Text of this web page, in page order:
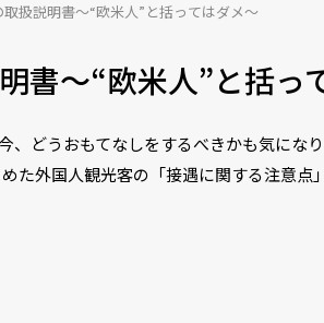
扱説明書〜“欧米人”と括ってはダメ〜
書〜“欧米人”と括っ
、どうおもてなしをするべきかも気にな
た外国人観光客の「接遇に関する注意